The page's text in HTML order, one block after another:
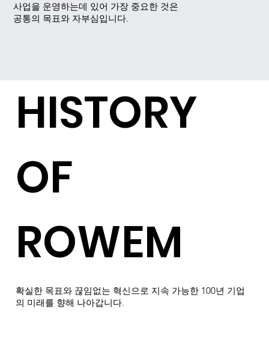
HISTORY
OF
ROWEM
​확실한 목표와 끊임없는 혁신으로 지속 가능한 100년 기업
의 미래를 향해 나아갑니다.
사업을 운영하는데 있어 가장 중요한 것은
공통의 목표와 자부심입니다.